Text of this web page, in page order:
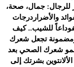
للرجال: جمال، صحة،
والأضرار درجات
وداعاً للشيب.. كيف
تجعل شعرك
نمو شعرك الصحي بعد
بشرتك إلى